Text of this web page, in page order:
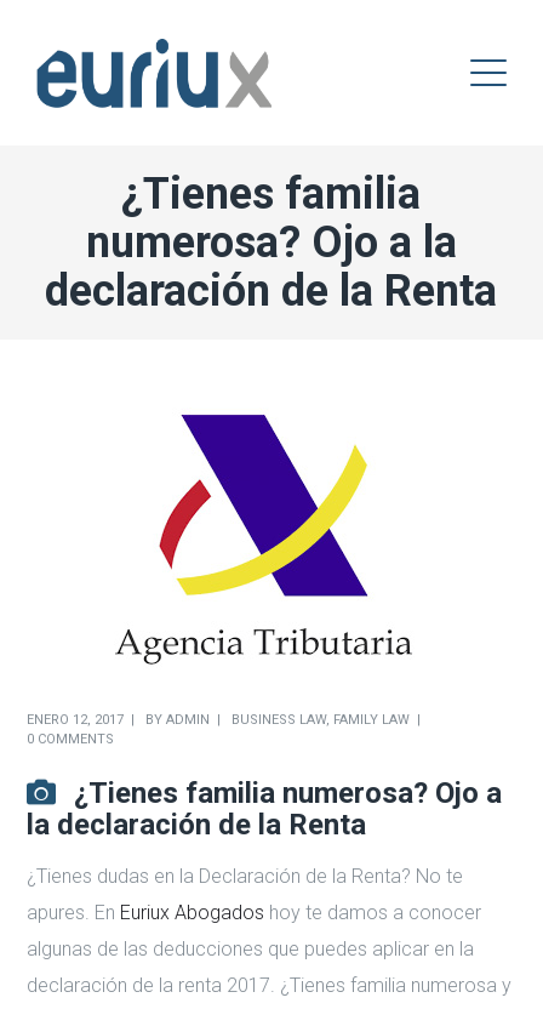
¿Tienes familia
numerosa? Ojo a la
declaración de la Renta
ENERO 12, 2017 BYADMIN BUSINESS LAW, FAMILY LAW
0 COMMENTS
¿Tienes familia numerosa? Ojo a
la declaración de la Renta
¿Tienes dudas en la Declaración de la Renta? No te
apures. En Euriux Abogados hoy te damos a conocer
algunas de las deducciones que puedes aplicar en la
declaración de la renta 2017. ¿Tienes familia numerosa y